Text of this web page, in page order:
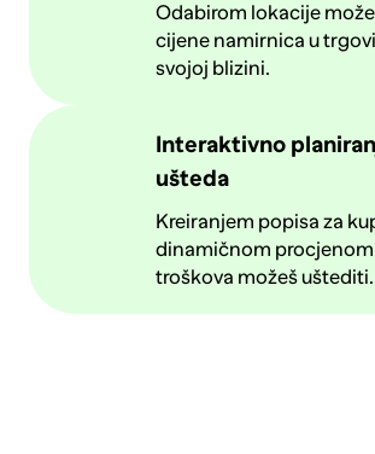
Odabirom lokacije
cijene namirnica u
svojoj blizini.
Interaktivno
ušteda
Kreiranjem popisa za
dinamičnom
troškova možeš uštediti.